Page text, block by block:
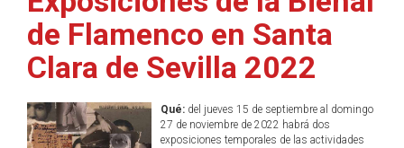
de Flamenco en Santa
Clara de Sevilla 2022
Qué:del jueves 15 de septiembre al domingo
27 de noviembre de 2022 habrá dos
exposiciones temporales de las actividades